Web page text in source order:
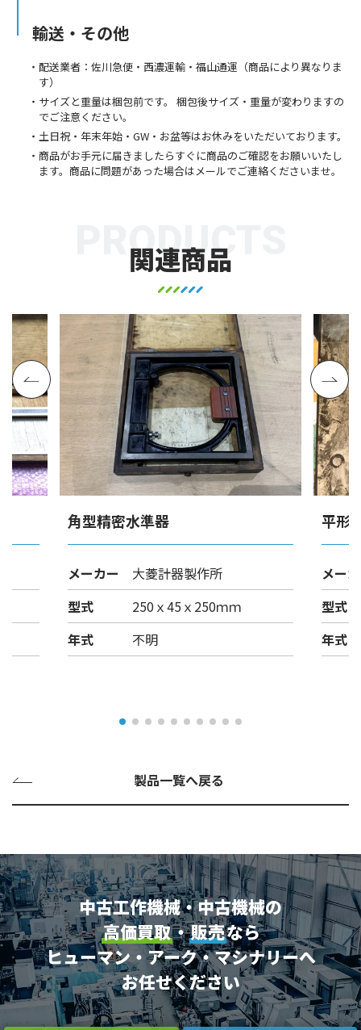
輸送・その他
配送業者：佐川急便・西濃運輸・福山通運（商品により異なりま
す）
サイズと重量は梱包前です。 梱包後サイズ・重量が変わりますの
でご注意ください。
土日祝・年末年始・GW・お盆等はお休みをいただいております。
商品がお手元に届きましたらすぐに商品のご確認をお願いいたし
ます。商品に問題があった場合はメールでご連絡くださいませ。
関連商品
PRODUCTS
角型精密水準器
メーカー
大菱計器製作所
型式
250ｘ45ｘ250ｍｍ
年式
不明
平形
メー
型式
年式
製品一覧へ戻る
中古工作機械・中古機械の
高価買取・販売なら
ヒューマン・アーク・マシナリーへ
お任せください